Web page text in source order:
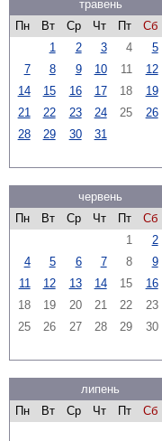
травень
Пн
Вт Ср Чт Пт Сб
1
2 3 4 5
7
8 9 10 11 12
14
15 16 17 18 19
21
22 23 24 25 26
28
29 30 31
червень
Пн
Вт Ср Чт Пт Сб
1
2
4
5 6 7 8 9
11
12 13 14 15 16
18
19 20 21 22 23
25
26 27 28 29 30
липень
Пн
Вт Ср Чт Пт Сб